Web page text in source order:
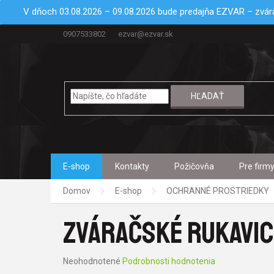
V dňoch 03.08.2026 – 09.08.2026 bude predajňa EZVAR –
0907533802 ezvar@ezvar.sk
HĽADAŤ
E-shop Kontakty Požičovňa Pre firmy
Domov E-shop OCHRANNÉ PROSTRIEDKY
ZVÁRAČSKÉ
Priemerné
Neohodnotené Podrobnosti hodnotenia